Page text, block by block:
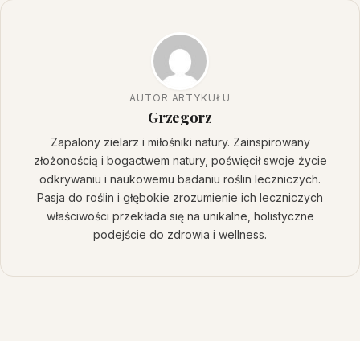
AUTOR ARTYKUŁU
Grzegorz
Zapalony zielarz i miłośniki natury. Zainspirowany
złożonością i bogactwem natury, poświęcił swoje życie
odkrywaniu i naukowemu badaniu roślin leczniczych.
Pasja do roślin i głębokie zrozumienie ich leczniczych
właściwości przekłada się na unikalne, holistyczne
podejście do zdrowia i wellness.